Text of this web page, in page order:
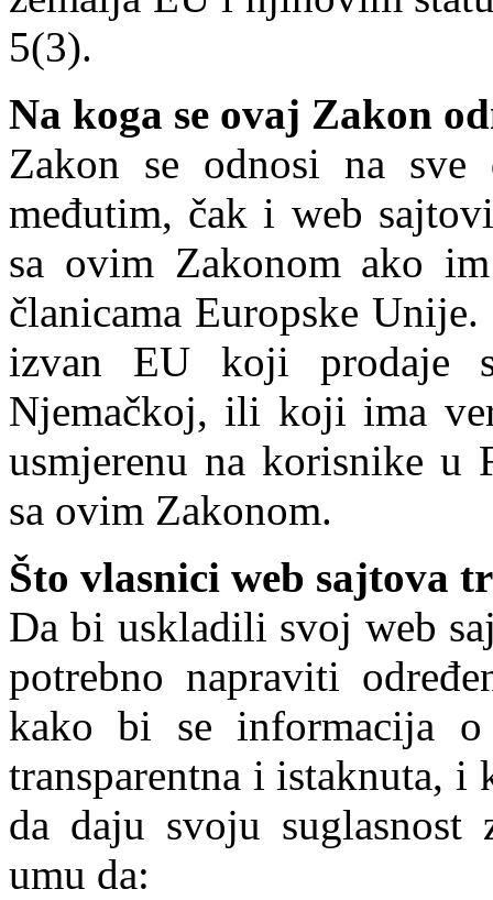
5(3).
Na koga se ovaj Zakon
Zakon se odnosi na sve
međutim, čak i web
sa ovim Zakonom ako
članicama Europske
izvan EU koji prodaje
Njemačkoj, ili koji ima
usmjerenu na korisnike u
sa ovim Zakonom.
Što vlasnici web sajtova
Da bi uskladili svoj web
potrebno napraviti
kako bi se informacija o
transparentna i istaknuta,
da daju svoju
umu da: